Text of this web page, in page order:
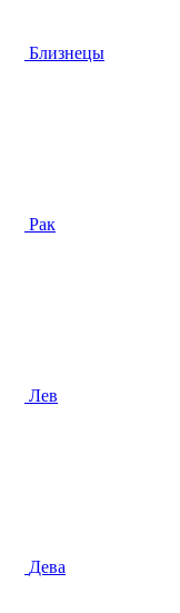
Близнецы
Рак
Лев
Дева